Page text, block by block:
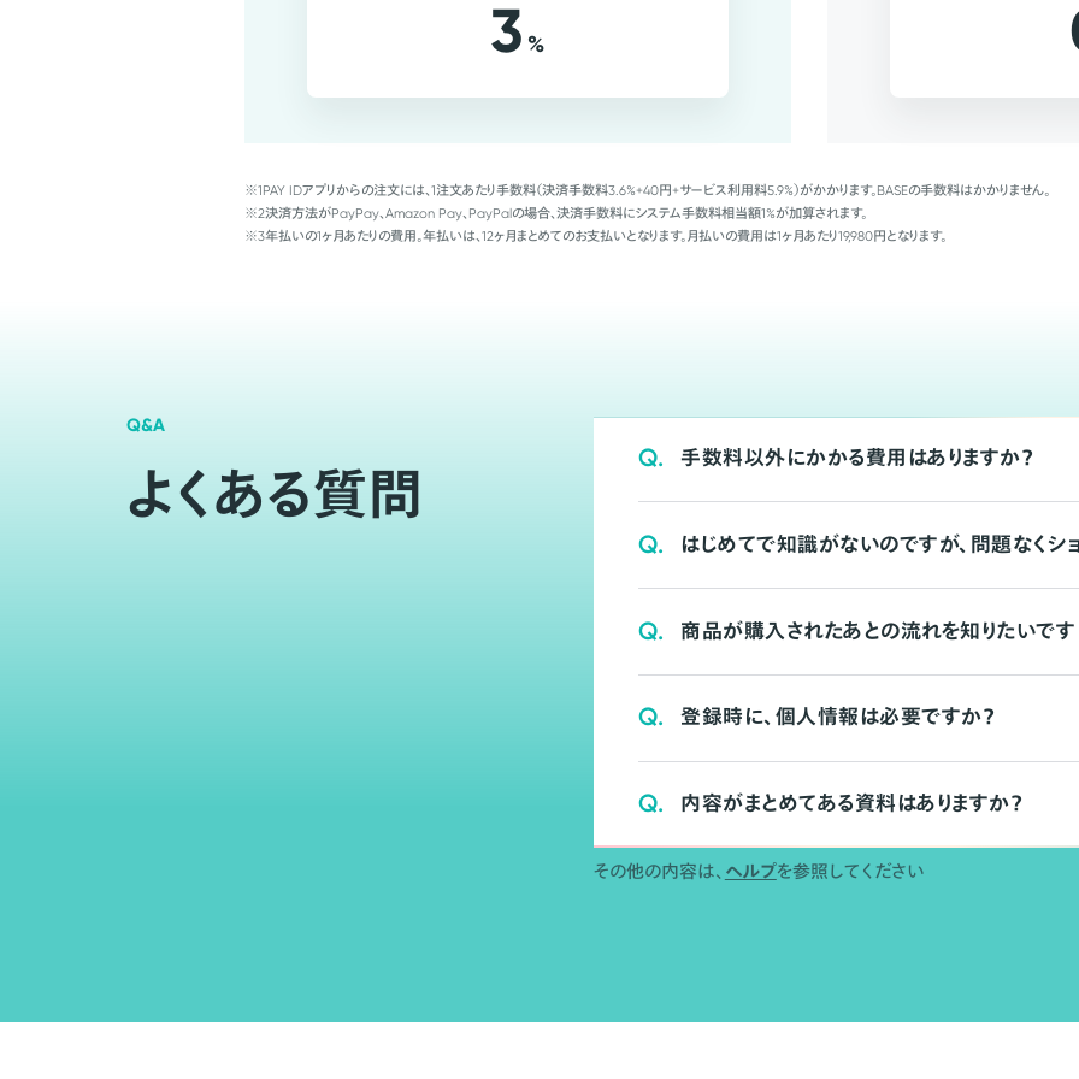
3 %
※1PAY IDアプリからの注文には、1注文あたり手数料（決済手数料3.6%+40円+サービス利用料5.9%）がかかります。BASEの手数料はかかりません。
※2決済方法がPayPay、Amazon Pay、PayPalの場合、決済手数料にシステム手数料相当額1%が加算されます。
※3年払いの1ヶ月あたりの費用。年払いは、12ヶ月まとめてのお支払いとなります。月払いの費用は1ヶ月あたり19,980円となります。
Q&A
よくある質問
Q. 手数料以外にかかる費用はありますか？
Q. はじめてで知識がないのですが、問題なくシ
Q. 商品が購入されたあとの流れを知りたいです
Q. 登録時に、個人情報は必要ですか？
Q. 内容がまとめてある資料はありますか？
その他の内容は、 ヘルプを参照してください